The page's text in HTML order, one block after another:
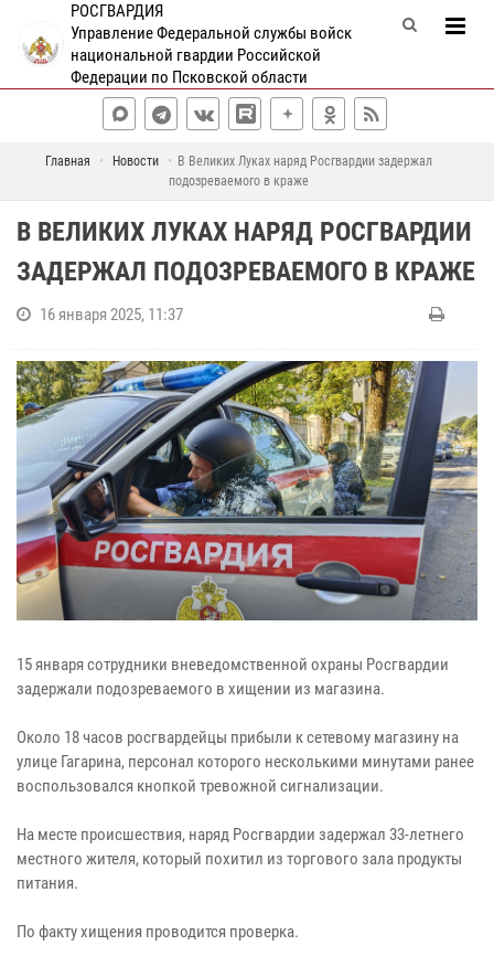
РОСГВАРДИЯ
Управление Федеральной службы войск
национальной гвардии Российской
Федерации по Псковской области
Главная Новости
В Великих Луках наряд Росгвардии задержал
подозреваемого в краже
В ВЕЛИКИХ ЛУКАХ НАРЯД РОСГВАРДИИ
ЗАДЕРЖАЛ ПОДОЗРЕВАЕМОГО В КРАЖЕ
16 января 2025, 11:37
15 января сотрудники вневедомственной охраны Росгвардии
задержали подозреваемого в хищении из магазина.
Около 18 часов росгвардейцы прибыли к сетевому магазину на
улице Гагарина, персонал которого несколькими минутами ранее
воспользовался кнопкой тревожной сигнализации.
На месте происшествия, наряд Росгвардии задержал 33-летнего
местного жителя, который похитил из торгового зала продукты
питания.
По факту хищения проводится проверка.